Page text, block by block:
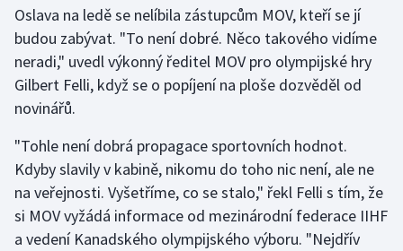
Házená
Jezdectví
Judo
Krasobruslení
Lezení
Lyže a snowboard
Oslava na ledě se nelíbila zástupcům MOV, kteří se jí
budou zabývat. "To není dobré. Něco takového vidíme
neradi," uvedl výkonný ředitel MOV pro olympijské hry
Gilbert Felli, když se o popíjení na ploše dozvěděl od
novinářů.
"Tohle není dobrá propagace sportovních hodnot.
Kdyby slavily v kabině, nikomu do toho nic není, ale ne
na veřejnosti. Vyšetříme, co se stalo," řekl Felli s tím, že
si MOV vyžádá informace od mezinárodní federace IIHF
a vedení Kanadského olympijského výboru. "Nejdřív